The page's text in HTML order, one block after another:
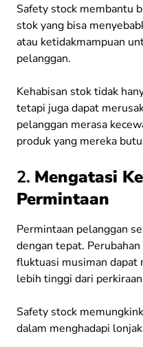
Safety stock membantu
stok yang bisa
atau ketidakmampuan
pelanggan.
Kehabisan stok tidak
tetapi juga dapat
pelanggan merasa
produk yang mereka
2. Mengatasi
Permintaan
Permintaan pelanggan
dengan tepat.
fluktuasi musiman dapat
lebih tinggi dari
Safety stock
dalam menghadapi